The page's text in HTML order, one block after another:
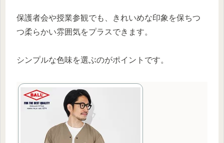
保護者会や授業参観でも、きれいめな印象を保ちつ
つ柔らかい雰囲気をプラスできます。
シンプルな色味を選ぶのがポイントです。